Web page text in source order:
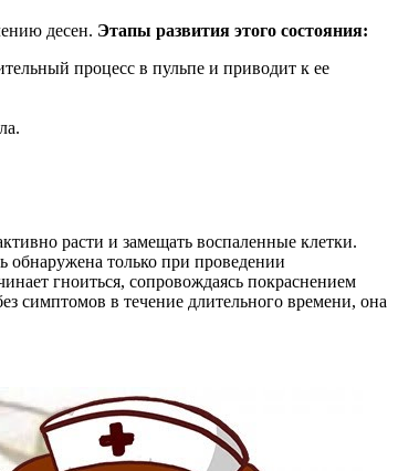
десен. Этапы развития этого состояния:
процесс в пульпе и приводит к ее
расти и замещать воспаленные клетки.
обнаружена только при проведении
гноиться, сопровождаясь покраснением
симптомов в течение длительного времени, она